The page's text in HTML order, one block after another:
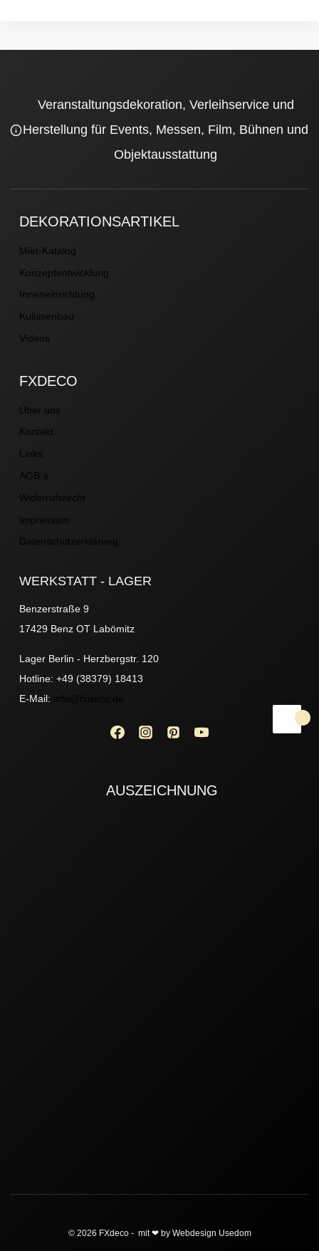
Veranstaltungsdekoration, Verleihservice und
Herstellung für Events, Messen, Film, Bühnen und
Objektausstattung
DEKORATIONSARTIKEL
Miet-Katalog
Konzeptentwicklung
Inneneinrichtung
Kulissenbau
Videos
FXDECO
Über uns
Kontakt
Links
AGB´s
Widerrufsrecht
Impressum
Datenschutzerklärung
WERKSTATT - LAGER
Benzerstraße 9
17429 Benz OT Labömitz
Lager Berlin - Herzbergstr. 120
Hotline: +49 (38379) 18413
E-Mail:
AUSZEICHNUNG
© 2026 FXdeco - mit ❤ by Webdesign Usedom